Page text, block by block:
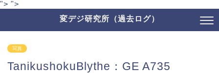
"> ">
変デジ研究所（過去ログ）
写真
TanikushokuBlythe：GE A735